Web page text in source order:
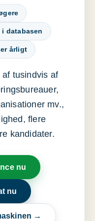
i databasen
årligt
tusindvis af
mv.,
flere
kandidater.
nu
nu
→